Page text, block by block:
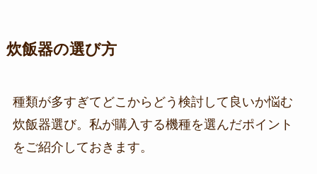
炊飯器の選び方
種類が多すぎてどこからどう検討して良いか悩む
炊飯器選び。私が購入する機種を選んだポイント
をご紹介しておきます。